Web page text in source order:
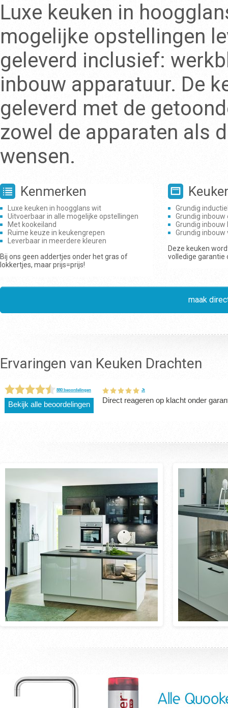
Luxe keuken in
mogelijke opstellingen
geleverd inclusief:
inbouw apparatuur. De
geleverd met de
zowel de apparaten als
wensen.
Kenmerken
Luxe keuken in hoogglans wit
Uitvoerbaar in alle mogelijke opstellingen
Met kookeiland
Ruime keuze in keukengrepen
Leverbaar in meerdere kleuren
Bij ons geen addertjes onder het gras of
lokkertjes, maar prijs=prijs!
Grundig
Grundig inbouw
Grundig inbouw
Grundig
Deze keuken
volledige garantie
maak
Ervaringen van Keuken Drachten